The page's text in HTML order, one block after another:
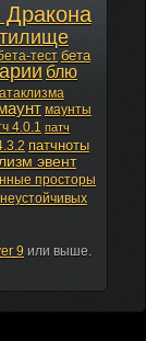
тест бета
блю
маунты
4.0.1 патч
патчноты
эвент
просторы
9 или выше.